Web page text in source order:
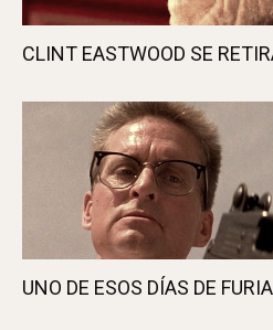
CLINT EASTWOOD SE RETIRA